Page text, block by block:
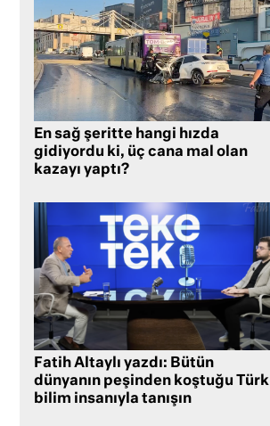
En sağ şeritte hangi hızda
gidiyordu ki, üç cana mal olan
kazayı yaptı?
Fatih Altaylı yazdı: Bütün
dünyanın peşinden koştuğu Türk
bilim insanıyla tanışın